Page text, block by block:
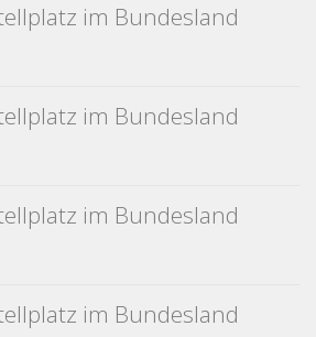
im Bundesland
im Bundesland
im Bundesland
im Bundesland